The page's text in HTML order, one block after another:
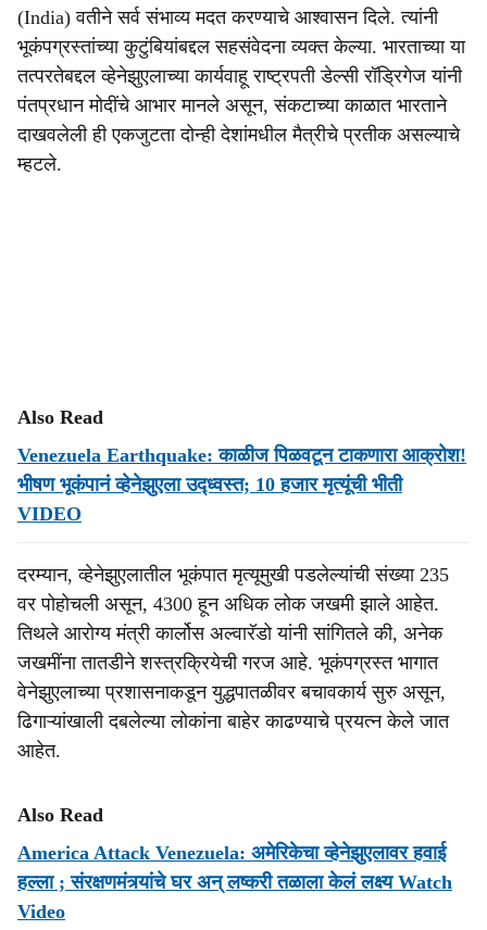
(India) वतीने सर्व संभाव्य मदत करण्याचे आश्वासन दिले. त्यांनी
भूकंपग्रस्तांच्या कुटुंबियांबद्दल सहसंवेदना व्यक्त केल्या. भारताच्या या
तत्परतेबद्दल व्हेनेझुएलाच्या कार्यवाहू राष्ट्रपती डेल्सी रॉड्रिगेज यांनी
पंतप्रधान मोदींचे आभार मानले असून, संकटाच्या काळात भारताने
दाखवलेली ही एकजुटता दोन्ही देशांमधील मैत्रीचे प्रतीक असल्याचे
म्हटले.
Also Read
Venezuela Earthquake: काळीज पिळवटून टाकणारा आक्रोश!
भीषण भूकंपानं व्हेनेझुएला उद्ध्वस्त; 10 हजार मृत्यूंची भीती
VIDEO
दरम्यान, व्हेनेझुएलातील भूकंपात मृत्यूमुखी पडलेल्यांची संख्या 235
वर पोहोचली असून, 4300 हून अधिक लोक जखमी झाले आहेत.
तिथले आरोग्य मंत्री कार्लोस अल्वारॅडो यांनी सांगितले की, अनेक
जखमींना तातडीने शस्त्रक्रियेची गरज आहे. भूकंपग्रस्त भागात
वेनेझुएलाच्या प्रशासनाकडून युद्धपातळीवर बचावकार्य सुरु असून,
ढिगाऱ्यांखाली दबलेल्या लोकांना बाहेर काढण्याचे प्रयत्न केले जात
आहेत.
Also Read
America Attack Venezuela: अमेरिकेचा व्हेनेझुएलावर हवाई
हल्ला ; संरक्षणमंत्र्यांचे घर अन् लष्करी तळाला केलं लक्ष्य Watch
Video